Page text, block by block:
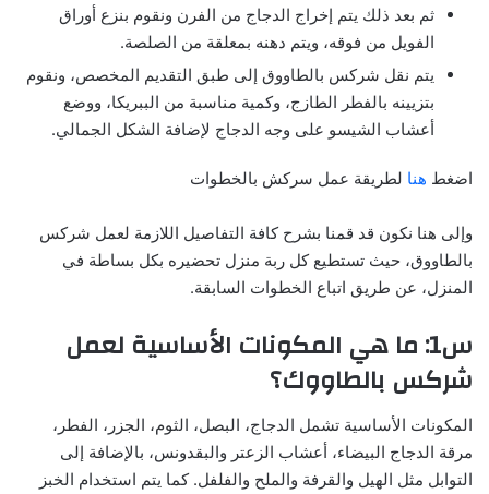
ثم بعد ذلك يتم إخراج الدجاج من الفرن ونقوم بنزع أوراق
الفويل من فوقه، ويتم دهنه بمعلقة من الصلصة.
يتم نقل شركس بالطاووق إلى طبق التقديم المخصص، ونقوم
بتزيينه بالفطر الطازج، وكمية مناسبة من الببريكا، ووضع
أعشاب الشيسو على وجه الدجاج لإضافة الشكل الجمالي.
اضغط هنا لطريقة عمل سركش بالخطوات
وإلى هنا نكون قد قمنا بشرح كافة التفاصيل اللازمة لعمل شركس
بالطاووق، حيث تستطيع كل ربة منزل تحضيره بكل بساطة في
المنزل، عن طريق اتباع الخطوات السابقة.
س1: ما هي المكونات الأساسية لعمل
شركس بالطاووك؟
المكونات الأساسية تشمل الدجاج، البصل، الثوم، الجزر، الفطر،
مرقة الدجاج البيضاء، أعشاب الزعتر والبقدونس، بالإضافة إلى
التوابل مثل الهيل والقرفة والملح والفلفل. كما يتم استخدام الخبز